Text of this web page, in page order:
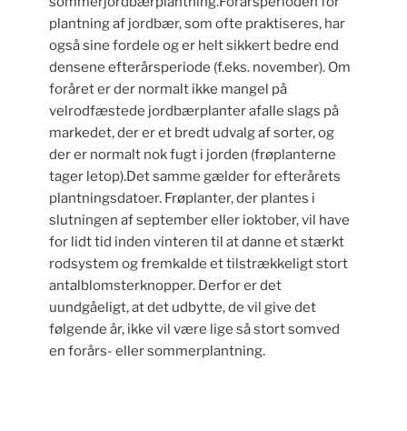
plantning af jordbær, som ofte praktiseres, har
også sine fordele og er helt sikkert bedre end
densene efterårsperiode (f.eks. november). Om
foråret er der normalt ikke mangel på
velrodfæstede jordbærplanter afalle slags på
markedet, der er et bredt udvalg af sorter, og
der er normalt nok fugt i jorden (frøplanterne
tager letop).Det samme gælder for efterårets
plantningsdatoer. Frøplanter, der plantes i
slutningen af september eller ioktober, vil have
for lidt tid inden vinteren til at danne et stærkt
rodsystem og fremkalde et tilstrækkeligt stort
antalblomsterknopper. Derfor er det
uundgåeligt, at det udbytte, de vil give det
følgende år, ikke vil være lige så stort somved
en forårs- eller sommerplantning.